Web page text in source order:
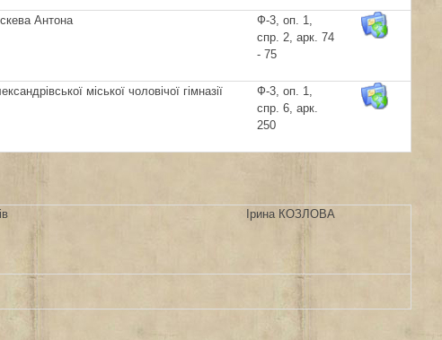
Антона
Ф-3, оп. 1,
спр. 2, арк. 74
- 75
міської чоловічої гімназії
Ф-3, оп. 1,
спр. 6, арк.
250
Ірина КОЗЛОВА